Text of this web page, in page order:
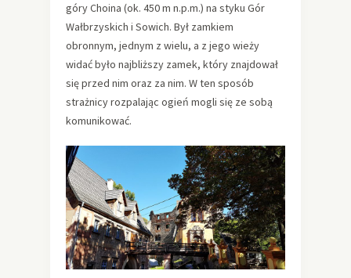
góry Choina (ok. 450 m n.p.m.) na styku Gór
Wałbrzyskich i Sowich. Był zamkiem
obronnym, jednym z wielu, a z jego wieży
widać było najbliższy zamek, który znajdował
się przed nim oraz za nim. W ten sposób
strażnicy rozpalając ogień mogli się ze sobą
komunikować.